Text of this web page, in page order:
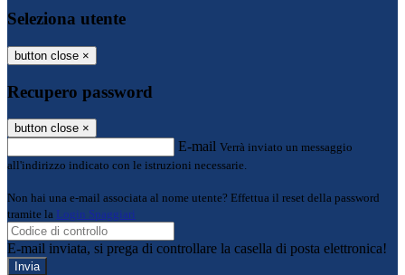
Seleziona utente
button close ×
Recupero password
button close ×
E-mail Verrà inviato un messaggio
all'indirizzo indicato con le istruzioni necessarie.
Non hai una e-mail associata al nome utente? Effettua il reset della password
tramite la Login Spaggiari
E-mail inviata, si prega di controllare la casella di posta elettronica!